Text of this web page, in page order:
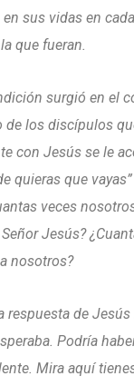
sus vidas en
que fueran.
surgió en el
de los discípulos
con Jesús se le
quieras que vayas”
veces
Jesús?
nosotros?
respuesta de
Podría
Mira aquí